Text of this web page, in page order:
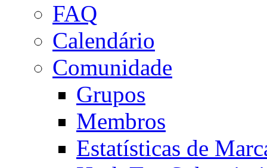
FAQ
Calendário
Comunidade
Grupos
Membros
Estatísticas de